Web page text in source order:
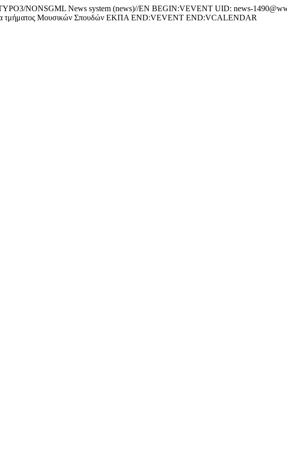
NONSGML News system (news)//EN BEGIN:VEVENT UID: news-
τμήματος Μουσικών Σπουδών ΕΚΠΑ END:VEVENT END:VCALENDAR